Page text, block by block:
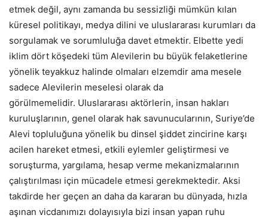
etmek değil, aynı zamanda bu sessizliği mümkün kılan
küresel politikayı, medya dilini ve uluslararası kurumları da
sorgulamak ve sorumluluğa davet etmektir. Elbette yedi
iklim dört köşedeki tüm Alevilerin bu büyük felaketlerine
yönelik teyakkuz halinde olmaları elzemdir ama mesele
sadece Alevilerin meselesi olarak da
görülmemelidir. Uluslararası aktörlerin, insan hakları
kuruluşlarının, genel olarak hak savunucularının, Suriye’de
Alevi topluluğuna yönelik bu dinsel şiddet zincirine karşı
acilen hareket etmesi, etkili eylemler geliştirmesi ve
soruşturma, yargılama, hesap verme mekanizmalarının
çalıştırılması için mücadele etmesi gerekmektedir. Aksi
takdirde her geçen an daha da kararan bu dünyada, hızla
aşınan vicdanımızı dolayısıyla bizi insan yapan ruhu